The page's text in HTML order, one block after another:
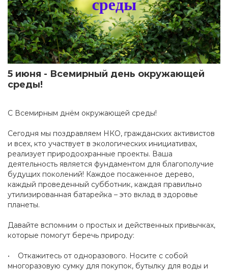
5 июня - Всемирный день окружающей
среды!
С Всемирным днём окружающей среды!
Сегодня мы поздравляем НКО, гражданских активистов
и всех, кто участвует в экологических инициативах,
реализует природоохранные проекты. Ваша
деятельность является фундаментом для благополучие
будущих поколений! Каждое посаженное дерево,
каждый проведенный субботник, каждая правильно
утилизированная батарейка – это вклад в здоровье
планеты.
Давайте вспомним о простых и действенных привычках,
которые помогут беречь природу:
• Откажитесь от одноразового. Носите с собой
многоразовую сумку для покупок, бутылку для воды и